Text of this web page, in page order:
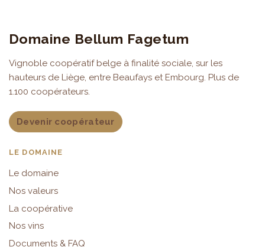
Domaine Bellum Fagetum
Vignoble coopératif belge à finalité sociale, sur les
hauteurs de Liège, entre Beaufays et Embourg. Plus de
1.100 coopérateurs.
Devenir coopérateur
LE DOMAINE
Le domaine
Nos valeurs
La coopérative
Nos vins
Documents & FAQ